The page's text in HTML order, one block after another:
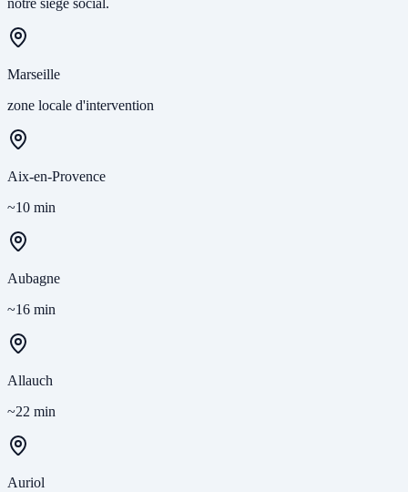
notre siège social.
Marseille
zone locale d'intervention
Aix-en-Provence
~10 min
Aubagne
~16 min
Allauch
~22 min
Auriol